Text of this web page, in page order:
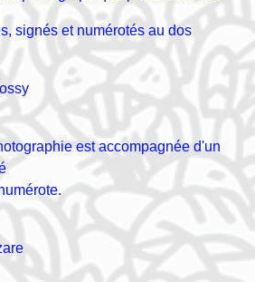
signés et numérotés au dos
est accompagnée d'un